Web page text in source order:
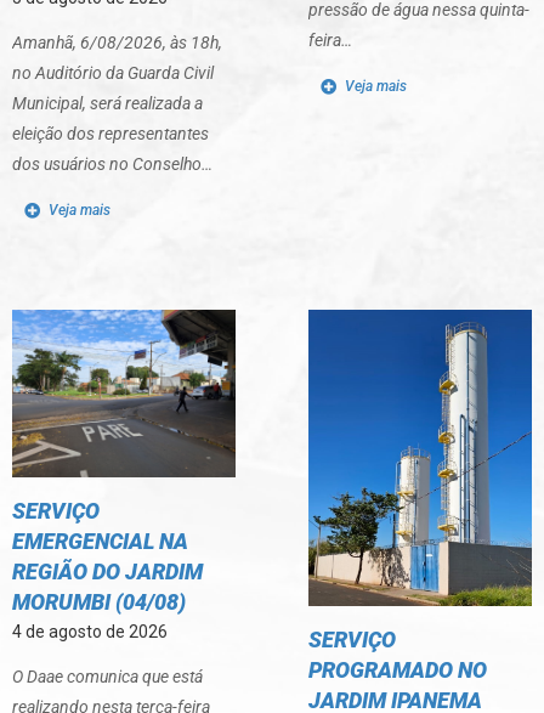
Amanhã, 6/08/2026, às 18h,
no Auditório da Guarda Civil
Municipal, será realizada a
eleição dos representantes
dos usuários no Conselho…
Veja mais
pressão de água nessa quinta-
feira…
Veja mais
SERVIÇO
EMERGENCIAL NA
REGIÃO DO JARDIM
MORUMBI (04/08)
4 de agosto de 2026
O Daae comunica que está
realizando nesta terça-feira
SERVIÇO
PROGRAMADO NO
JARDIM IPANEMA